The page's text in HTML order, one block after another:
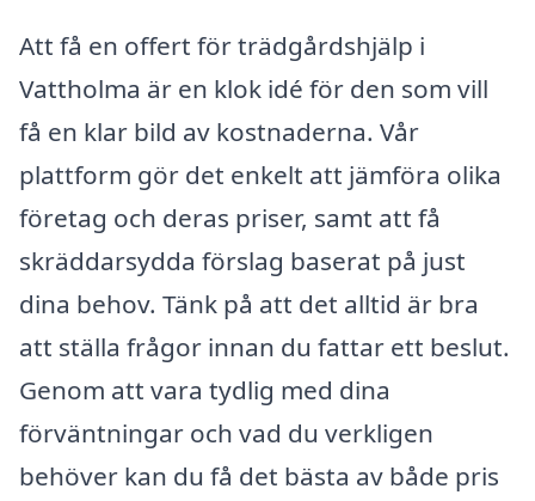
Att få en offert för trädgårdshjälp i
Vattholma är en klok idé för den som vill
få en klar bild av kostnaderna. Vår
plattform gör det enkelt att jämföra olika
företag och deras priser, samt att få
skräddarsydda förslag baserat på just
dina behov. Tänk på att det alltid är bra
att ställa frågor innan du fattar ett beslut.
Genom att vara tydlig med dina
förväntningar och vad du verkligen
behöver kan du få det bästa av både pris